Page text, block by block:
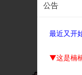
公告
最近又开
▼这是楠